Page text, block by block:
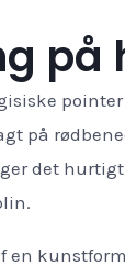
på
på
det
en